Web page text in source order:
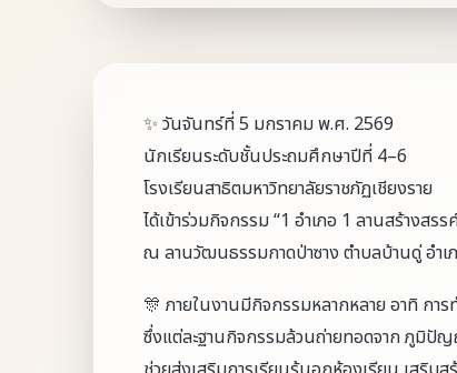
✨ วันจันทร์ที่ 5 มกราคม พ.ศ. 2569
นักเรียนระดับชั้นประถมศึกษาปีที่ 4–6
โรงเรียนสาธิตมหาวิทยาลัยราชภัฏเชียงราย
ได้เข้าร่วมกิจกรรม “1 อำเภอ 1 ลานสร้างสรร
ณ ลานวัฒนธรรมกาดป่าซาง ตำบลบ้านดู่ อำเ
🎊 ภายในงานมีกิจกรรมหลากหลาย อาทิ การ
ซึ่งแต่ละฐานกิจกรรมล้วนถ่ายทอดจาก ภูมิปั